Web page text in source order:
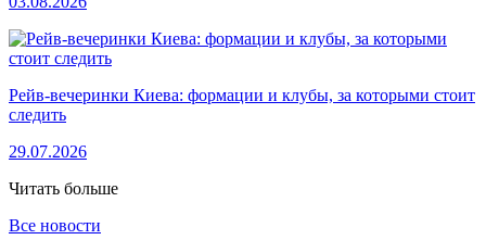
Рейв-вечеринки Киева: формации и клубы, за которыми стоит
следить
29.07.2026
Читать больше
Все новости